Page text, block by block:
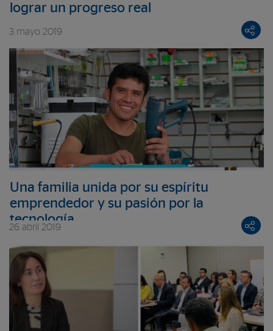
lograr un progreso real
3 mayo 2019
Una familia unida por su espíritu
emprendedor y su pasión por la
tecnología
26 abril 2019